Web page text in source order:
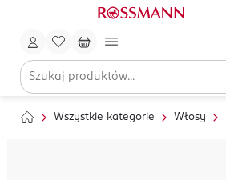
Wszystkie kategorie Włosy